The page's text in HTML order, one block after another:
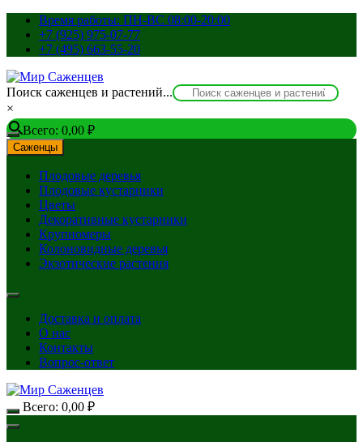
Перейти
содержимому
Время работы: ПН-ВС 08:00-20:00
+7 (925) 975-07-77
+7 (495) 663-55-20
Поиск саженцев и растений...
×
Всего: 0,00 ₽
Саженцы
Плодовые деревья
Плодовые кустарники
Цветы
Декоративные кустарники
Крупномеры
Колоновидные деревья
Экзотические растения
Доставка и оплата
О нас
Контакты
Вопрос-ответ
Всего: 0,00 ₽